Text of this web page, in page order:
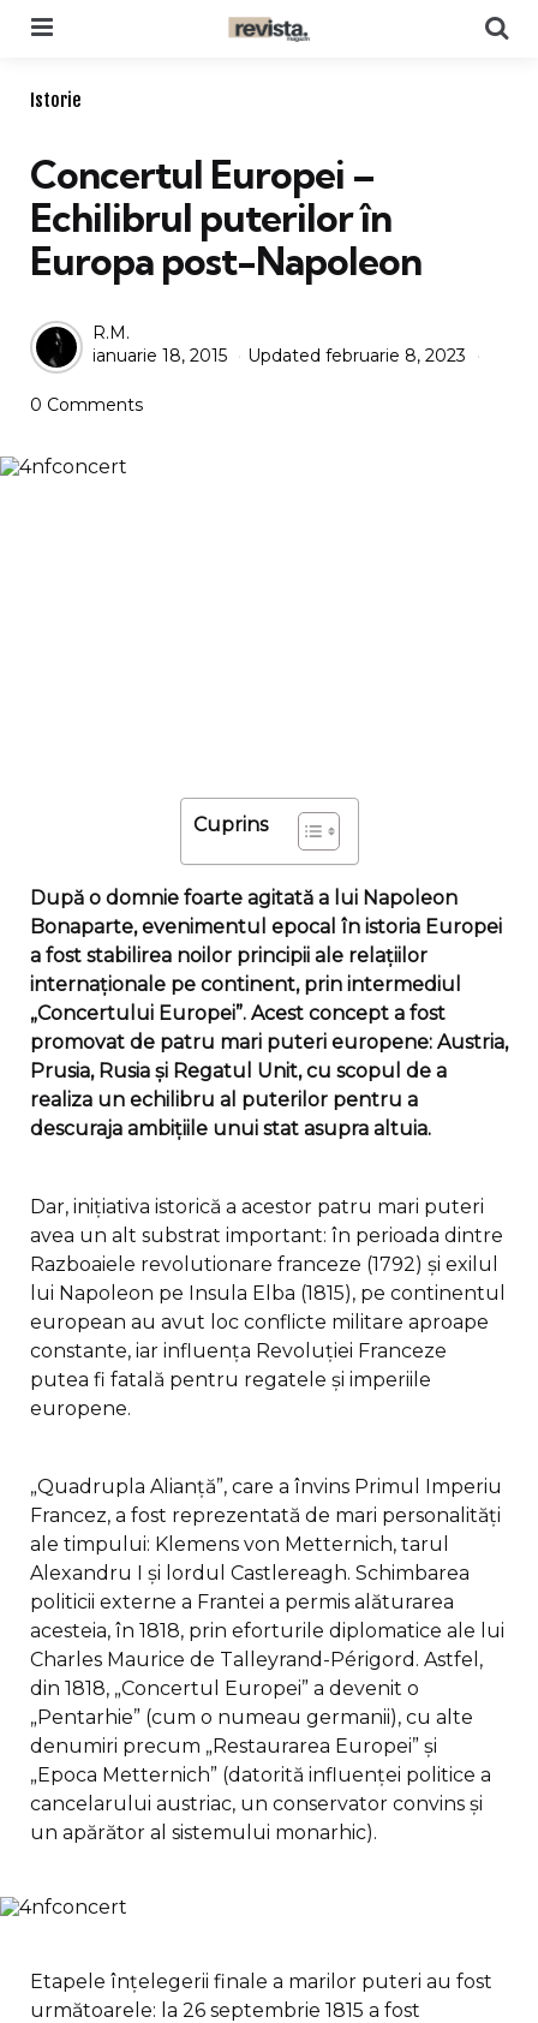
Categories
Istorie
Concertul Europei –
Echilibrul puterilor în
Europa post-Napoleon
Posted
by
R.M.
ianuarie 18, 2015
Updated februarie 8, 2023
0 Comments
Cuprins
După o domnie foarte agitată a lui Napoleon
Bonaparte, evenimentul epocal în istoria Europei
a fost stabilirea noilor principii ale relațiilor
internaționale pe continent, prin intermediul
„Concertului Europei”. Acest concept a fost
promovat de patru mari puteri europene: Austria,
Prusia, Rusia și Regatul Unit, cu scopul de a
realiza un echilibru al puterilor pentru a
descuraja ambițiile unui stat asupra altuia.
Dar, inițiativa istorică a acestor patru mari puteri
avea un alt substrat important: în perioada dintre
Razboaiele revolutionare franceze (1792) și exilul
lui Napoleon pe Insula Elba (1815), pe continentul
european au avut loc conflicte militare aproape
constante, iar influența Revoluției Franceze
putea fi fatală pentru regatele și imperiile
europene.
„Quadrupla Alianță”, care a învins Primul Imperiu
Francez, a fost reprezentată de mari personalități
ale timpului: Klemens von Metternich, tarul
Alexandru I și lordul Castlereagh. Schimbarea
politicii externe a Frantei a permis alăturarea
acesteia, în 1818, prin eforturile diplomatice ale lui
Charles Maurice de Talleyrand-Périgord. Astfel,
din 1818, „Concertul Europei” a devenit o
„Pentarhie” (cum o numeau germanii), cu alte
denumiri precum „Restaurarea Europei” și
„Epoca Metternich” (datorită influenței politice a
cancelarului austriac, un conservator convins și
un apărător al sistemului monarhic).
Etapele înțelegerii finale a marilor puteri au fost
următoarele: la 26 septembrie 1815 a fost